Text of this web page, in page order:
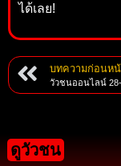
ได้เลย!
บทความก่อนห
วัวชนออนไลน์
ดูวัวชน